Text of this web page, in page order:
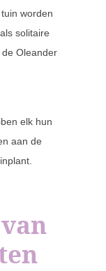
worden
solitaire
Oleander
elk hun
aan de